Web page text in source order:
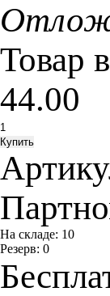
Товар
44.00
На складе: 10
Резерв: 0